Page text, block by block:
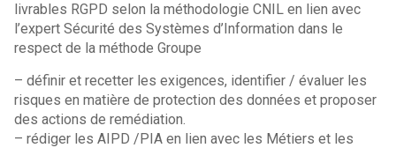
livrables RGPD selon la méthodologie CNIL en lien avec
l’expert Sécurité des Systèmes d’Information dans le
respect de la méthode Groupe
– définir et recetter les exigences, identifier / évaluer les
risques en matière de protection des données et proposer
des actions de remédiation.
– rédiger les AIPD /PIA en lien avec les Métiers et les